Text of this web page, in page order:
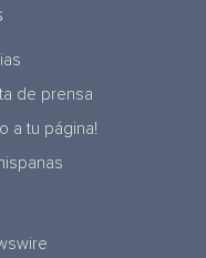
de prensa
a tu página!